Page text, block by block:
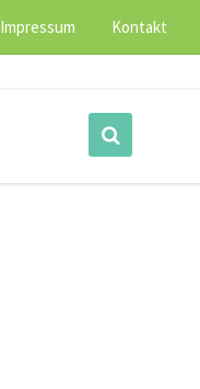
Impressum Kontakt